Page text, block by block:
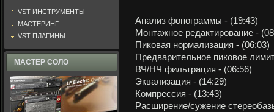
VST ИНСТРУМЕНТЫ
МАСТЕРИНГ
VST ПЛАГИНЫ
МАСТЕР СОЛО
Анализ фонограммы - (19:43)
Монтажное редактирование -
Пиковая нормализация - (06:03)
Предварительное пиковое
ВЧ/НЧ фильтрация - (06:56)
Эквализация - (14:29)
Компрессия - (13:43)
Расширение/сужение